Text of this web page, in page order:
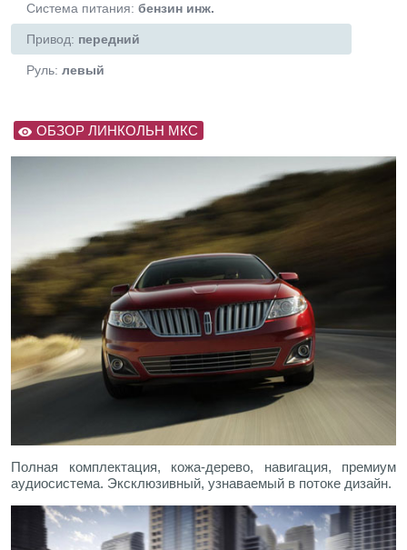
Система питания: бензин инж.
Привод: передний
Руль: левый
ОБЗОР ЛИНКОЛЬН МКС
Полная комплектация, кожа-дерево, навигация, премиум
аудиосистема. Эксклюзивный, узнаваемый в потоке дизайн.